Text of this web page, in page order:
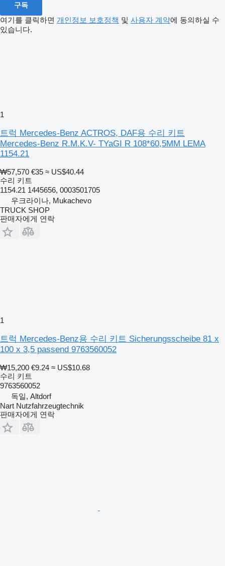
구독
여기를 클릭하면 개인정보 보호정책 및 사용자 계약에 동의하실 수
있습니다.
1
트럭 Mercedes-Benz ACTROS, DAF용 수리 키트
Mercedes-Benz R.M.K.V- TYaGI R 108*60,5MM LEMA
1154.21
₩57,570 €35 ≈ US$40.44
수리 키트
1154.21 1445656, 0003501705
우크라이나, Mukachevo
TRUCK SHOP
판매자에게 연락
1
트럭 Mercedes-Benz용 수리 키트 Sicherungsscheibe 81 x
100 x 3,5 passend 9763560052
₩15,200 €9.24 ≈ US$10.68
수리 키트
9763560052
독일, Altdorf
Nart Nutzfahrzeugtechnik
판매자에게 연락